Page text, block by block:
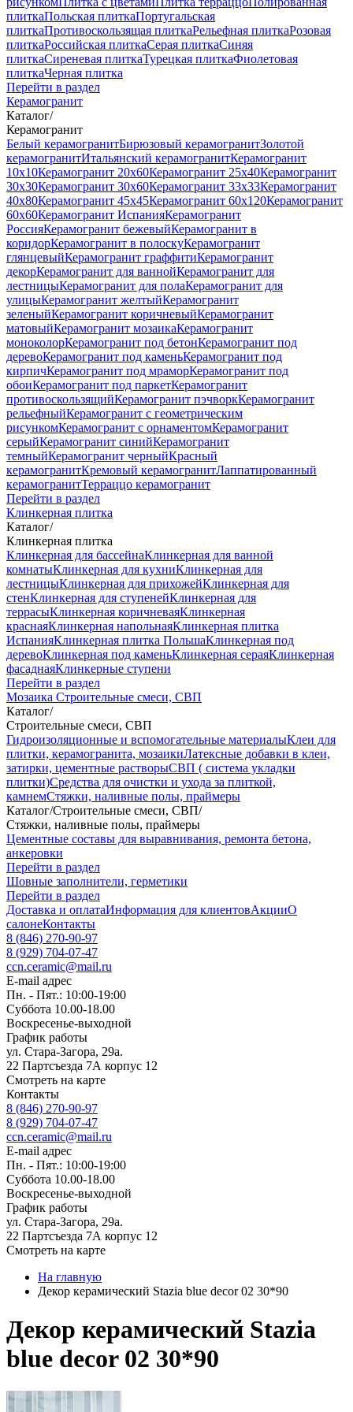
плиткаПольская плиткаПортугальская
плиткаПротивоскользящая плиткаРельефная плиткаРозовая
плиткаРоссийская плиткаСерая плиткаСиняя
плиткаСиреневая плиткаТурецкая плиткаФиолетовая
плиткаЧерная плитка
Перейти в раздел
Керамогранит
Каталог/
Керамогранит
Белый керамогранитБирюзовый керамогранитЗолотой
керамогранитИтальянский керамогранитКерамогранит
10x10Керамогранит 20x60Керамогранит 25x40Керамогранит
30x30Керамогранит 30x60Керамогранит 33x33Керамогранит
40x80Керамогранит 45x45Керамогранит 60x120Керамогранит
60x60Керамогранит ИспанияКерамогранит
РоссияКерамогранит бежевыйКерамогранит в
коридорКерамогранит в полоскуКерамогранит
глянцевыйКерамогранит граффитиКерамогранит
декорКерамогранит для ваннойКерамогранит для
лестницыКерамогранит для полаКерамогранит для
улицыКерамогранит желтыйКерамогранит
зеленыйКерамогранит коричневыйКерамогранит
матовыйКерамогранит мозаикаКерамогранит
моноколорКерамогранит под бетонКерамогранит под
деревоКерамогранит под каменьКерамогранит под
кирпичКерамогранит под мраморКерамогранит под
обоиКерамогранит под паркетКерамогранит
противоскользящийКерамогранит пэчворкКерамогранит
рельефныйКерамогранит с геометрическим
рисункомКерамогранит с орнаментомКерамогранит
серыйКерамогранит синийКерамогранит
темныйКерамогранит черныйКрасный
керамогранитКремовый керамогранитЛаппатированный
керамогранитТерраццо керамогранит
Перейти в раздел
Клинкерная плитка
Каталог/
Клинкерная плитка
Клинкерная для бассейнаКлинкерная для ванной
комнатыКлинкерная для кухниКлинкерная для
лестницыКлинкерная для прихожейКлинкерная для
стенКлинкерная для ступенейКлинкерная для
террасыКлинкерная коричневаяКлинкерная
краснаяКлинкерная напольнаяКлинкерная плитка
ИспанияКлинкерная плитка ПольшаКлинкерная под
деревоКлинкерная под каменьКлинкерная сераяКлинкерная
фасаднаяКлинкерные ступени
Перейти в раздел
Мозаика Строительные смеси, СВП
Каталог/
Строительные смеси, СВП
Гидроизоляционные и вспомогательные материалыКлеи для
плитки, керамогранита, мозаикиЛатексные добавки в клеи,
затирки, цементные растворыСВП ( система укладки
плитки)Средства для очистки и ухода за плиткой,
камнемСтяжки, наливные полы, праймеры
Каталог/Строительные смеси, СВП/
Стяжки, наливные полы, праймеры
Цементные составы для выравнивания, ремонта бетона,
анкеровки
Перейти в раздел
Шовные заполнители, герметики
Перейти в раздел
Доставка и оплатаИнформация для клиентовАкцииО
салонеКонтакты
8 (846) 270-90-97
8 (929) 704-07-47
ccn.ceramic@mail.ru
E-mail адрес
Пн. - Пят.: 10:00-19:00
Суббота 10.00-18.00
Воскресенье-выходной
График работы
ул. Стара-Загора, 29а.
22 Партсъезда 7А корпус 12
Смотреть на карте
Контакты
8 (846) 270-90-97
8 (929) 704-07-47
ccn.ceramic@mail.ru
E-mail адрес
Пн. - Пят.: 10:00-19:00
Суббота 10.00-18.00
Воскресенье-выходной
График работы
ул. Стара-Загора, 29а.
22 Партсъезда 7А корпус 12
Смотреть на карте
На главную
Декор керамический Stazia blue decor 02 30*90
Декор керамический Stazia
blue decor 02 30*90